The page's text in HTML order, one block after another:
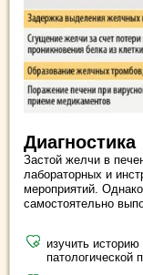
Диагностика
Застой желчи в
лабораторных и
мероприятий.
самостоятельно
изучить
патологической